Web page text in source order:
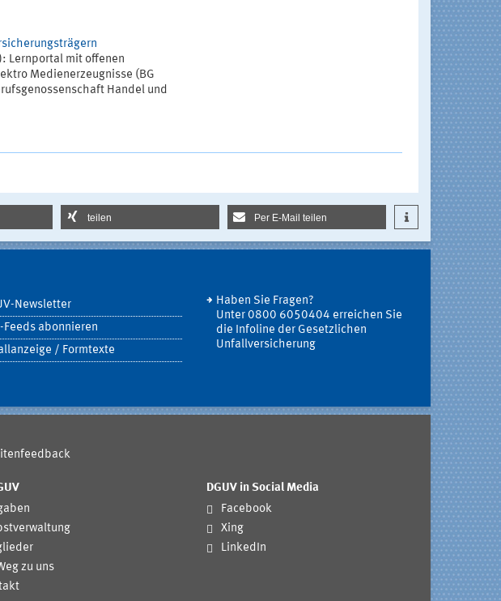
Lernportal mit offenen
Medienerzeugnisse (BG
Handel und
teilen Per E-Mail teilen
Newsletter
Feeds abonnieren
/ Formtexte
Haben Sie Fragen?
Unter 0800 6050404 erreichen Sie
die Infoline der Gesetzlichen
Unfallversicherung
zu uns
DGUV in Social Media
Facebook
Xing
LinkedIn